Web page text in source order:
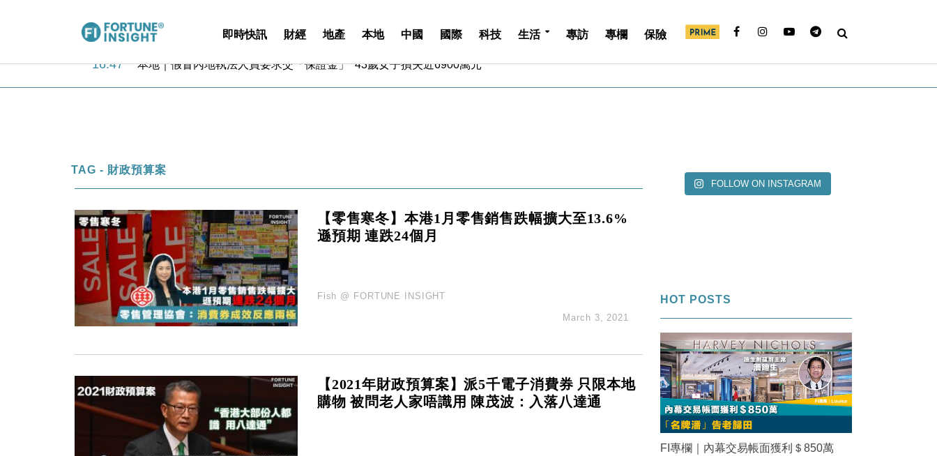
即時快訊 財經 地產 本地 中國 國際 科技 生活 專訪 專欄 保險
18:31 財經｜華僑銀行上半年淨利創新高 中期息增15%至47仙
16:47 本地｜假冒內地執法人員要求交「保證金」 43歲女子損失近6900萬元
11:12 國際｜特朗普料美伊戰事快結束 承認部分彈藥庫存緊張
15:59 財經｜SA售股自救後再出手 斥4億美元押注未上市公司
17:33 財經｜滙豐上調香港今年GDP預測至4.5% 看好貿易及消費表現
16:47 本地｜假冒內地執法人員要求交「保證金」 43歲女子損失近6900萬元
16:05 財經｜日經失守6.5萬點後回穩 全周仍升近2%
15:47 財經｜恒隆10月換帥 玩具「反」斗城亞洲CEO蔡德粦接任
15:11 財經｜韓股反覆波動收跌 連挫7周創逾3年最長跌勢
13:44 財經｜內地7月美元計價出口增近24%勝預期 貿易順差達1125億美元
12:44 財經｜日本春季三度入市撐日圓 4月單日斥6.28萬億日圓干預創新高
TAG - 財政預算案
【零售寒冬】本港1月零售銷售跌幅擴大至13.6%
遜預期 連跌24個月
Fish @ FORTUNE INSIGHT
March 3, 2021
【2021年財政預算案】派5千電子消費券 只限本地
購物 被問老人家唔識用 陳茂波：入落八達通
FOLLOW ON INSTAGRAM
HOT POSTS
FI專欄｜內幕交易帳面獲利＄850萬